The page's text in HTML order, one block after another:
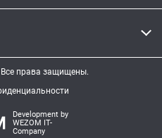
права защищены.
Development by
WEZOM IT-
Company